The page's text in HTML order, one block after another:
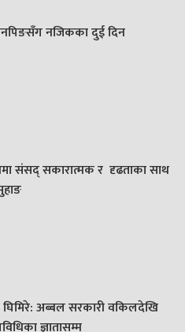
नजिकका दुई दिन
संसद् सकारात्मक र दृढताका साथ
अब्बल सरकारी वकिलदेखि
ज्ञातासम्म